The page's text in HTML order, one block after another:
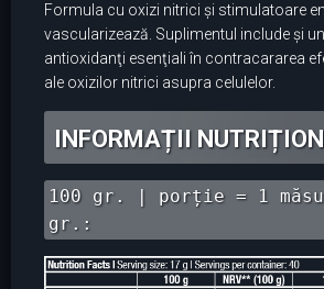
Formula cu oxizi nitrici şi stimulatoare
vascularizează. Suplimentul include şi
antioxidanţi esenţiali în contracararea
ale oxizilor nitrici asupra celulelor.
INFORMAȚII
100 gr. | porție = 1
gr.: